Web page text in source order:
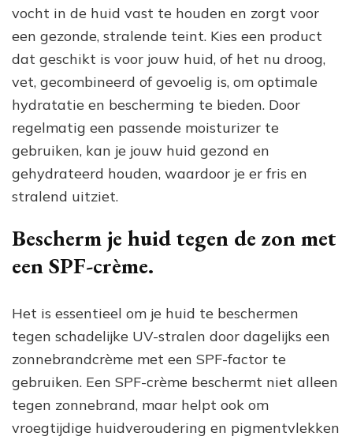
vocht in de huid vast te houden en zorgt voor
een gezonde, stralende teint. Kies een product
dat geschikt is voor jouw huid, of het nu droog,
vet, gecombineerd of gevoelig is, om optimale
hydratatie en bescherming te bieden. Door
regelmatig een passende moisturizer te
gebruiken, kan je jouw huid gezond en
gehydrateerd houden, waardoor je er fris en
stralend uitziet.
Bescherm je huid tegen de zon met
een SPF-crème.
Het is essentieel om je huid te beschermen
tegen schadelijke UV-stralen door dagelijks een
zonnebrandcrème met een SPF-factor te
gebruiken. Een SPF-crème beschermt niet alleen
tegen zonnebrand, maar helpt ook om
vroegtijdige huidveroudering en pigmentvlekken